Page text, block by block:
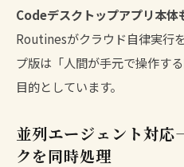
Codeデスクトップアプリ本体
Routinesがクラウド自律実行
プ版は「人間が手元で操作す
目的としています。
並列エージェント対
クを同時処理